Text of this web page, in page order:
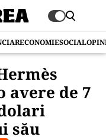
ECONOMIESOCIAL
avere de 7
său